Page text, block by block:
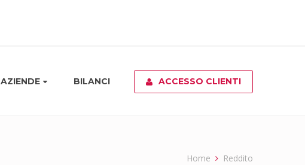
AZIENDE BILANCI ACCESSO CLIENTI
Home Reddito